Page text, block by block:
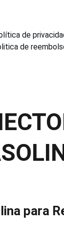
de
de
para